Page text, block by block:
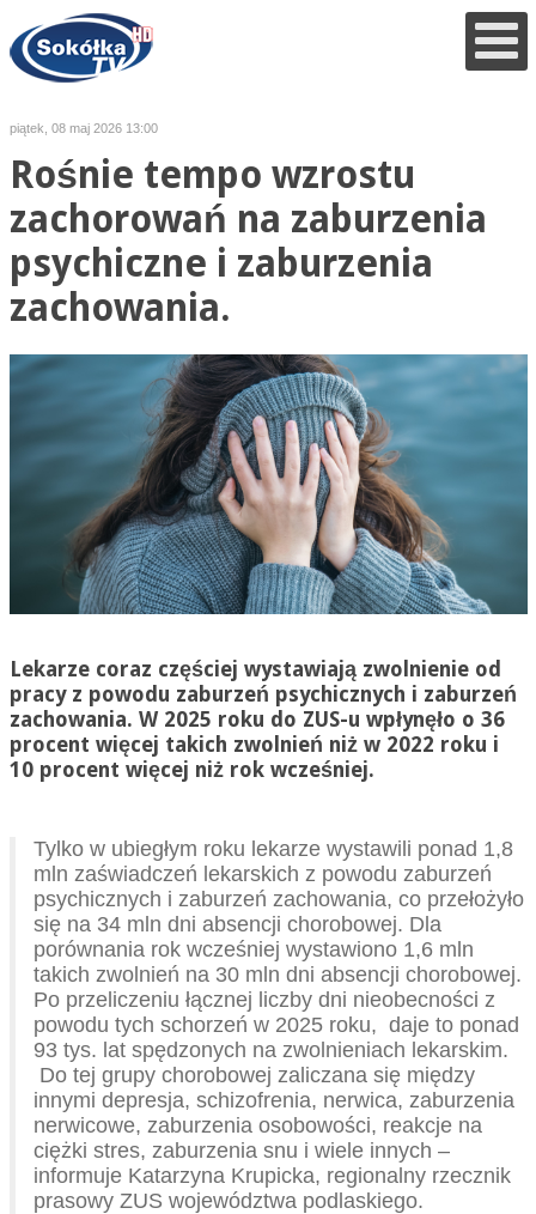
piątek, 08 maj 2026 13:00
Rośnie tempo wzrostu
zachorowań na zaburzenia
psychiczne i zaburzenia
zachowania.
Lekarze coraz częściej wystawiają zwolnienie od
pracy z powodu zaburzeń psychicznych i zaburzeń
zachowania. W 2025 roku do ZUS-u wpłynęło o 36
procent więcej takich zwolnień niż w 2022 roku i
10 procent więcej niż rok wcześniej.
Tylko w ubiegłym roku lekarze wystawili ponad 1,8
mln zaświadczeń lekarskich z powodu zaburzeń
psychicznych i zaburzeń zachowania, co przełożyło
się na 34 mln dni absencji chorobowej. Dla
porównania rok wcześniej wystawiono 1,6 mln
takich zwolnień na 30 mln dni absencji chorobowej.
Po przeliczeniu łącznej liczby dni nieobecności z
powodu tych schorzeń w 2025 roku, daje to ponad
93 tys. lat spędzonych na zwolnieniach lekarskim.
Do tej grupy chorobowej zaliczana się między
innymi depresja, schizofrenia, nerwica, zaburzenia
nerwicowe, zaburzenia osobowości, reakcje na
ciężki stres, zaburzenia snu i wiele innych –
informuje Katarzyna Krupicka, regionalny rzecznik
prasowy ZUS województwa podlaskiego.